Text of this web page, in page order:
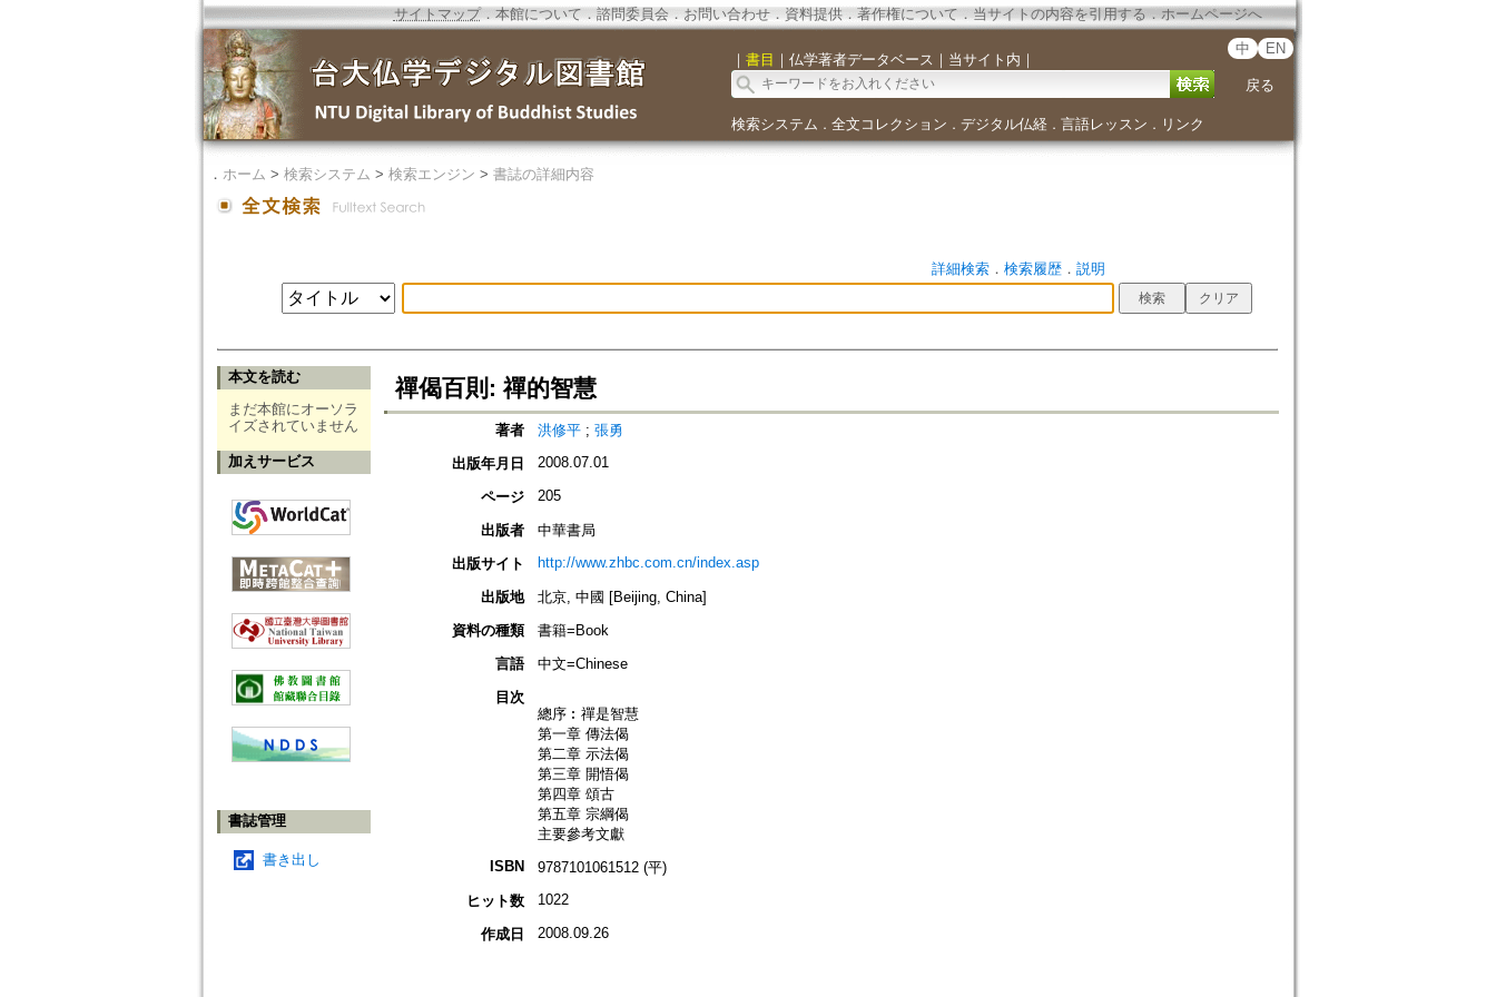
サイトマップ．本館について ． 諮問委員会． お問い合わせ． 資料提供． 著作権について．当サイトの内容を引用する ． ホームページへ
｜ 書目 ｜ 仏学著者データベース ｜ 当サイト内 ｜
中 EN
戻る
検索システム ． 全文コレクション ． デジタル仏経． 言語レッスン ． リンク
． ホーム > 検索システム > 検索エンジン > 書誌の詳細内容
詳細検索． 検索履歴． 説明
本文を読む
まだ本館にオーソラ
イズされていません
加えサービス
書誌管理
書き出し
禪偈百則: 禪的智慧
著者 洪修平; 張勇
出版年月日
2008.07.01
ページ 205
出版者
中華書局
出版サイト
http://www.zhbc.com.cn/index.asp
出版地
北京, 中國 [Beijing, China]
資料の種類
書籍=Book
言語
中文=Chinese
目次
總序︰禪是智慧
第一章 傳法偈
第二章 示法偈
第三章 開悟偈
第四章 頌古
第五章 宗綱偈
主要參考文獻
ISBN
9787101061512 (平)
ヒット数
1022
作成日 2008.09.26